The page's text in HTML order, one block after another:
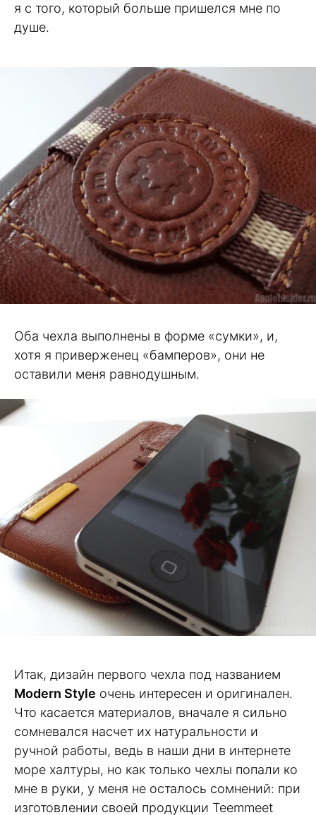
я с того, который больше пришелся мне по
душе.
Оба чехла выполнены в форме «сумки», и,
хотя я приверженец «бамперов», они не
оставили меня равнодушным.
Итак, дизайн первого чехла под названием
Modern Style очень интересен и оригинален.
Что касается материалов, вначале я сильно
сомневался насчет их натуральности и
ручной работы, ведь в наши дни в интернете
море халтуры, но как только чехлы попали ко
мне в руки, у меня не осталось сомнений: при
изготовлении своей продукции Teemmeet